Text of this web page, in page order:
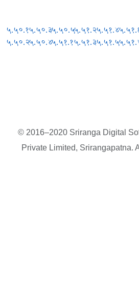
५.५०.१
५.५०.२
५.५०.३
५.५०.४
५.५०.५
५.५१.१
५.५१.२
५.५१.३
५.५१.४
५.५१.५
© 2016–2020 Sriranga Digital
Private Limited, Srirangapatna.